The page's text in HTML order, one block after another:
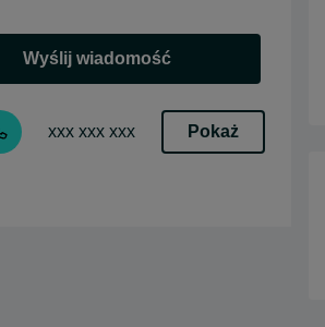
Wyślij wiadomość
xxx xxx xxx Pokaż